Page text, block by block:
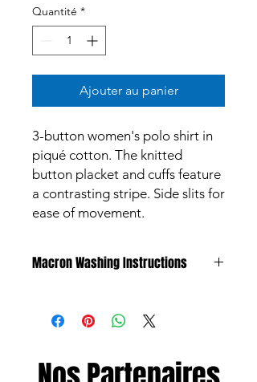
Quantité *
Ajouter au panier
3-button women's polo shirt in
piqué cotton. The knitted
button placket and cuffs feature
a contrasting stripe. Side slits for
ease of movement.
Macron Washing Instructions
highest standards and are subject to
strict quality control procedures.
to substances such as mud and grass,
liniment or oil, and of course